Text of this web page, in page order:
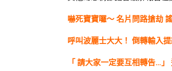
嚇死寶寶囉～ 名片問路搶劫
呼叫波麗士大大！ 倒轉輸入
「 請大家一定要互相轉告…